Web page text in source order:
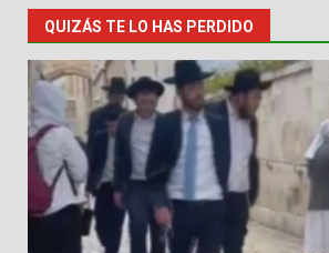
QUIZÁS TE LO HAS PERDIDO